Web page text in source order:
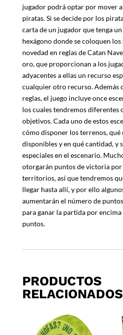
jugador podrá optar por mover
piratas. Si se decide por los
carta de un jugador que tenga
hexágono donde se coloquen
novedad en reglas de Catan
oro, que proporcionan a los
adyacentes a ellas un recurso
cualquier otro recurso. Además
reglas, el juego incluye once
los cuales tendremos diferentes
objetivos. Cada uno de estos
cómo disponer los terrenos, qué
disponibles y en qué cantidad, y
especiales en el escenario.
otorgarán puntos de victoria por
territorios, así que tendremos
llegar hasta allí, y por ello
aumentarán el número de
para ganar la partida por
puntos.
PRODUCTOS
RELACIONADOS